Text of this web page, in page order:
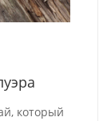
который